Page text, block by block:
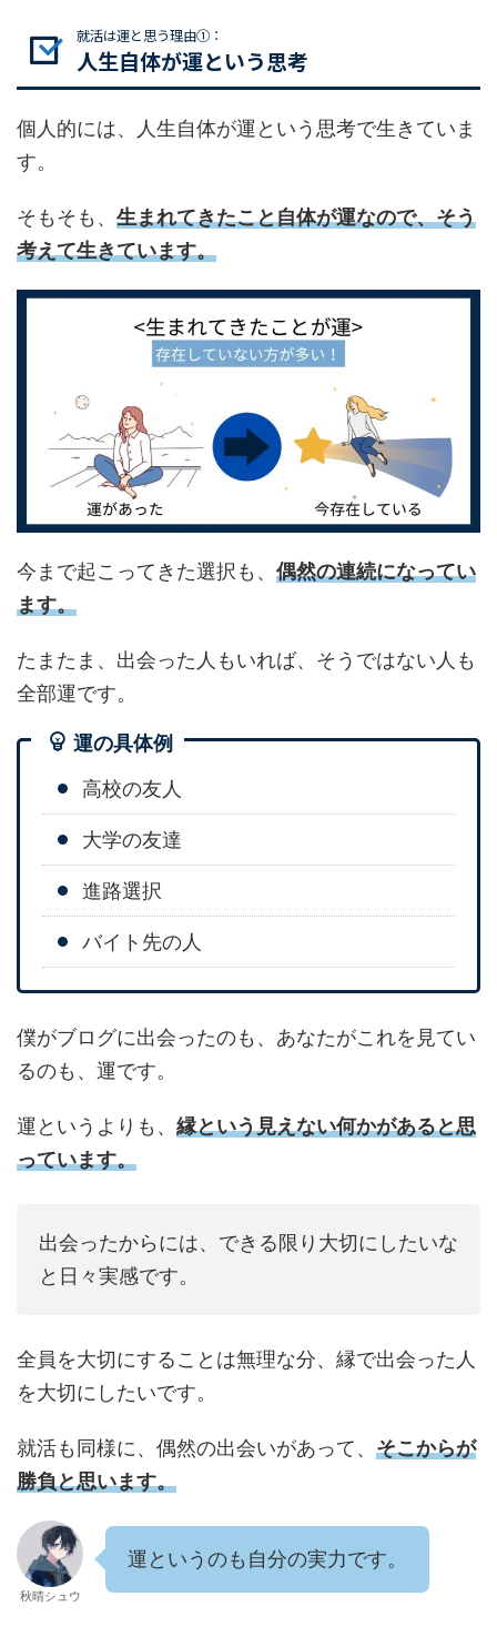
就活は運と思う理由①：
人生自体が運という思考
個人的には、人生自体が運という思考で生きていま
す。
そもそも、 生まれてきたこと自体が運なので、そう
考えて生きています。
今まで起こってきた選択も、 偶然の連続になってい
ます。
たまたま、出会った人もいれば、そうではない人も
全部運です。
運の具体例
高校の友人
大学の友達
進路選択
バイト先の人
僕がブログに出会ったのも、あなたがこれを見てい
るのも、運です。
運というよりも、 縁という見えない何かがあると思
っています。
出会ったからには、できる限り大切にしたいな
と日々実感です。
全員を大切にすることは無理な分、縁で出会った人
を大切にしたいです。
就活も同様に、偶然の出会いがあって、 そこからが
勝負と思います。
秋晴シュウ
運というのも自分の実力です。